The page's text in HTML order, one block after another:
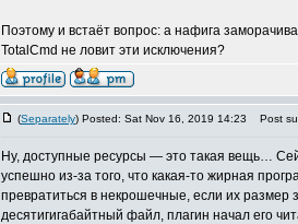
Поэтому и встаёт вопрос: а нафига
TotalCmd не ловит эти исключения?
(Separately) Posted: Sat Nov 16, 2019 14:23 Post
Ну, доступные ресурсы — это такая вещь…
успешно из-за того, что какая-то жирная
превратиться в некрошечные, если их размер
десятигигабайтный файл, плагин начал его